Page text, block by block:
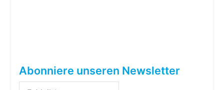
Abonniere unseren Newsletter